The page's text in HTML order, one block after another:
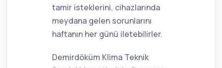
tamir isteklerini, cihazlarında
meydana gelen sorunlarını
haftanın her günü iletebilirler.
Demirdöküm Klima Teknik